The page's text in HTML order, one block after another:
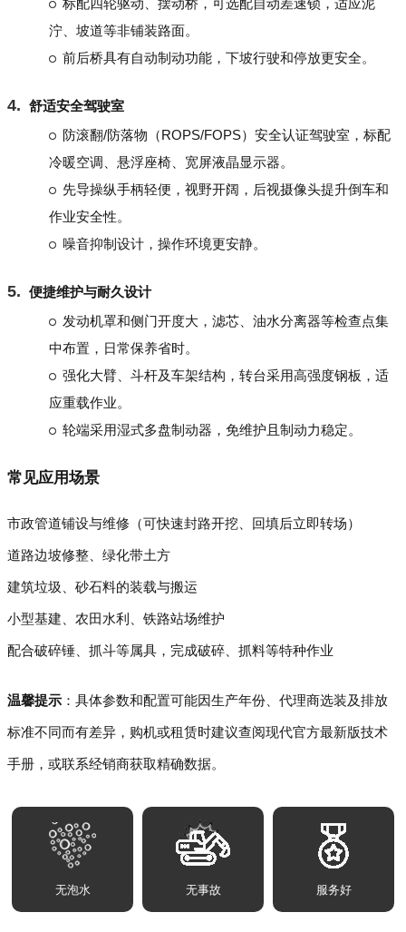
泞、坡道等非铺装路面。
前后桥具有自动制动功能，下坡行驶和停放更安全。
舒适安全驾驶室
防滚翻/防落物（ROPS/FOPS）安全认证驾驶室，标配
冷暖空调、悬浮座椅、宽屏液晶显示器。
先导操纵手柄轻便，视野开阔，后视摄像头提升倒车和
作业安全性。
噪音抑制设计，操作环境更安静。
便捷维护与耐久设计
发动机罩和侧门开度大，滤芯、油水分离器等检查点集
中布置，日常保养省时。
强化大臂、斗杆及车架结构，转台采用高强度钢板，适
应重载作业。
轮端采用湿式多盘制动器，免维护且制动力稳定。
常见应用场景
市政管道铺设与维修（可快速封路开挖、回填后立即转场）
道路边坡修整、绿化带土方
建筑垃圾、砂石料的装载与搬运
小型基建、农田水利、铁路站场维护
配合破碎锤、抓斗等属具，完成破碎、抓料等特种作业
温馨提示 ：具体参数和配置可能因生产年份、代理商选装及排放
标准不同而有差异，购机或租赁时建议查阅现代官方最新版技术
手册，或联系经销商获取精确数据。
无泡水 无事故 服务好